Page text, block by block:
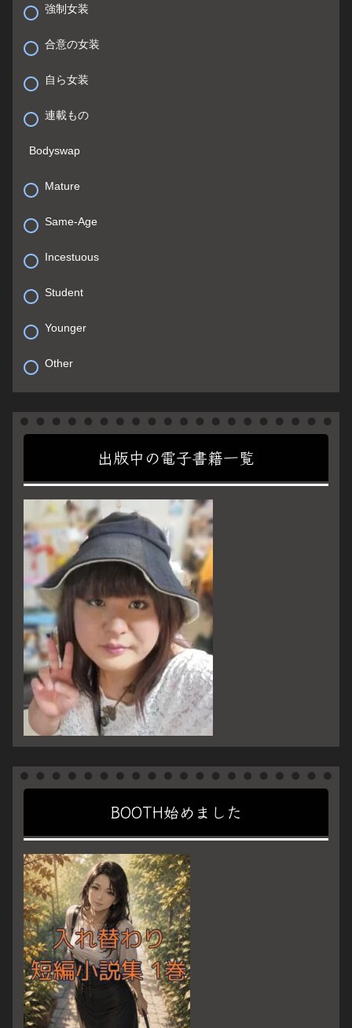
強制女装
合意の女装
自ら女装
連載もの
Bodyswap
Mature
Same-Age
Incestuous
Student
Younger
Other
出版中の電子書籍一覧
BOOTH始めました